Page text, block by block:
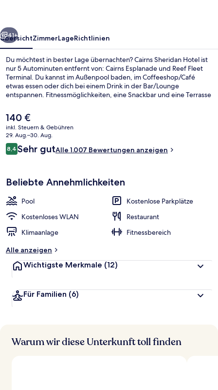
Weiter
41+
ÜbersichtZimmerLageRichtlinien
Du möchtest in bester Lage übernachten? Cairns Sheridan Hotel ist
nur 5 Autominuten entfernt von: Cairns Esplanade und Reef Fleet
Terminal. Du kannst im Außenpool baden, im Coffeeshop/Café
etwas essen oder dich bei einem Drink in der Bar/Lounge
entspannen. Fitnessmöglichkeiten, eine Snackbar und eine Terrasse
Gutes über das hilfsbereite Personal zu berichten.
Der
aktuelle
Preis
beträgt
140 €.
140 €
inkl. Steuern & Gebühren
29. Aug.–30. Aug.
Bewertungen
8,48,4 von 10.
Sehr gutAlle 1.007 Bewertungen anzeigen
Beliebte Annehmlichkeiten
Pool
Kostenlose Parkplätze
Kostenloses WLAN
Restaurant
Klimaanlage
Fitnessbereich
Alle anzeigen
Wichtigste Merkmale (12)
Für Familien (6)
Warum wir diese Unterkunft toll finden